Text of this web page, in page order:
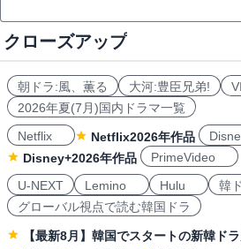
クローズアップ
朝ドラ:風、薫る 大河:豊臣兄弟!
2026年夏(7月)国内ドラマ一覧
Netflix
Netflix2026年作品
Disney+2026年作品
PrimeVideo
U-NEXT
Lemino Hulu
韓
グローバル視点で読む韓国ドラ
【最新8月】韓国でスタートの新韓ド